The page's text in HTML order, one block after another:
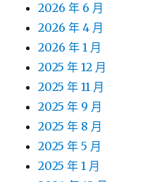
2026 年 6 月
2026 年 4 月
2026 年 1 月
2025 年 12 月
2025 年 11 月
2025 年 9 月
2025 年 8 月
2025 年 5 月
2025 年 1 月